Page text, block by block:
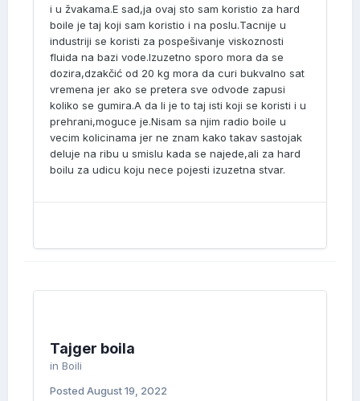
i u žvakama.E sad,ja ovaj sto sam koristio za hard
boile je taj koji sam koristio i na poslu.Tacnije u
industriji se koristi za pospešivanje viskoznosti
fluida na bazi vode.Izuzetno sporo mora da se
dozira,dzakčić od 20 kg mora da curi bukvalno sat
vremena jer ako se pretera sve odvode zapusi
koliko se gumira.A da li je to taj isti koji se koristi i u
prehrani,moguce je.Nisam sa njim radio boile u
vecim kolicinama jer ne znam kako takav sastojak
deluje na ribu u smislu kada se najede,ali za hard
boilu za udicu koju nece pojesti izuzetna stvar.
Tajger boila
in Boili
Posted August 19, 2022